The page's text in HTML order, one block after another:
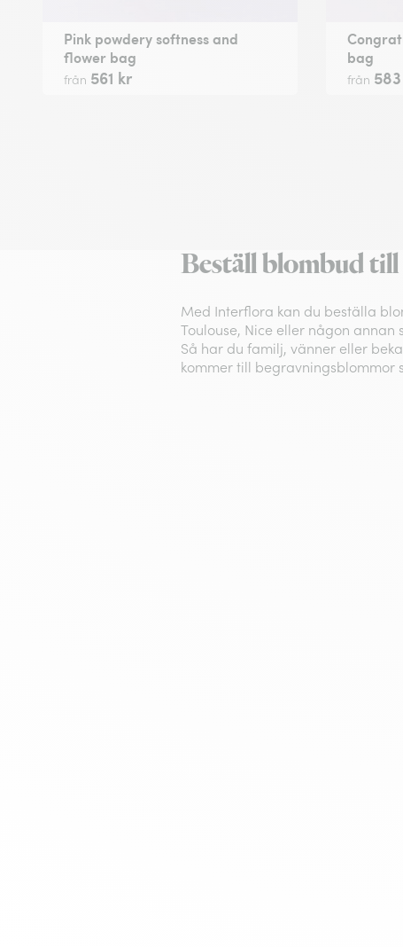
Pink powdery softness and
flower bag
från 561 kr
bag
från
Beställ blombud
Med Interflora kan du beställa
Toulouse, Nice eller någon
Så har du familj, vänner eller
kommer till begravningsblommor